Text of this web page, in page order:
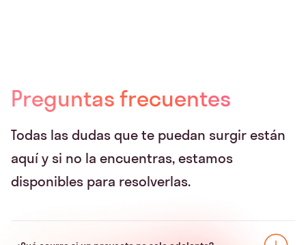
Preguntas frecuentes
Todas las dudas que te puedan surgir están
aquí y si no la encuentras, estamos
disponibles para resolverlas.